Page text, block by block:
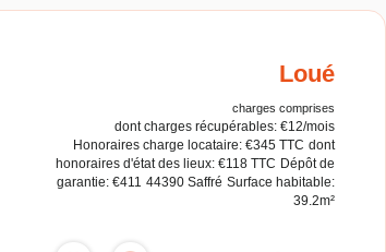
Loué
charges comprises
dont charges récupérables: €12/mois
Honoraires charge locataire: €345 TTC dont
honoraires d'état des lieux: €118 TTC Dépôt de
garantie: €411 44390 Saffré Surface habitable:
39.2m²